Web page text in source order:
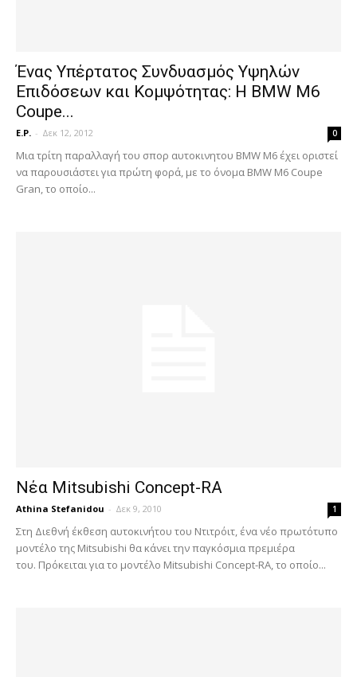
Ένας Υπέρτατος Συνδυασμός Υψηλών
Επιδόσεων και Κομψότητας: H ΒΜW M6
Coupe...
E.P. - Δεκ 12, 2012 0
Μια τρίτη παραλλαγή του σπορ αυτοκινητου BMW M6 έχει οριστεί
να παρουσιάστει για πρώτη φορά, με το όνομα BMW M6 Coupe
Gran, το οποίο...
Νέα Mitsubishi Concept-RA
Athina Stefanidou - Δεκ 9, 2010 1
Στη Διεθνή έκθεση αυτοκινήτου του Ντιτρόιτ, ένα νέο πρωτότυπο
μοντέλο της Mitsubishi θα κάνει την παγκόσμια πρεμιέρα
του. Πρόκειται για το μοντέλο Mitsubishi Concept-RA, το οποίο...